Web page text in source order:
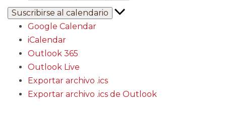
Suscribirse al calendario
Google Calendar
iCalendar
Outlook 365
Outlook Live
Exportar archivo .ics
Exportar archivo .ics de Outlook